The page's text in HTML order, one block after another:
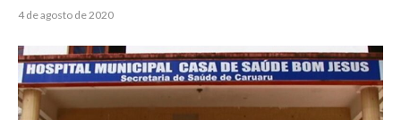
4 de agosto de 2020